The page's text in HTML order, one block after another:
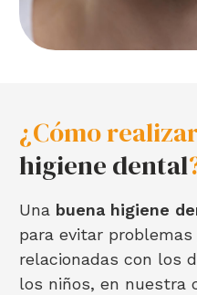
¿Cómo
higiene dental
Una buena higiene
para evitar
relacionadas con los
los niños, en nuestra